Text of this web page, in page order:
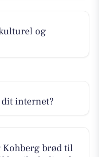
og
internet?
Kohberg brød til